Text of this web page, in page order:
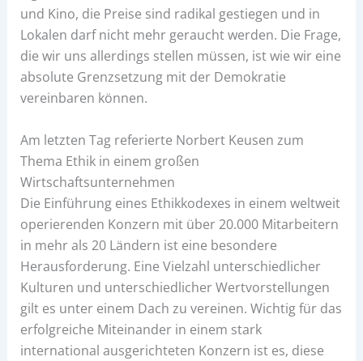
und Kino, die Preise sind radikal gestiegen und in
Lokalen darf nicht mehr geraucht werden. Die Frage,
die wir uns allerdings stellen müssen, ist wie wir eine
absolute Grenzsetzung mit der Demokratie
vereinbaren können.
Am letzten Tag referierte Norbert Keusen zum
Thema Ethik in einem großen
Wirtschaftsunternehmen
Die Einführung eines Ethikkodexes in einem weltweit
operierenden Konzern mit über 20.000 Mitarbeitern
in mehr als 20 Ländern ist eine besondere
Herausforderung. Eine Vielzahl unterschiedlicher
Kulturen und unterschiedlicher Wertvorstellungen
gilt es unter einem Dach zu vereinen. Wichtig für das
erfolgreiche Miteinander in einem stark
international ausgerichteten Konzern ist es, diese